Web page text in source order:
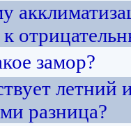
замор?
летний
разница?